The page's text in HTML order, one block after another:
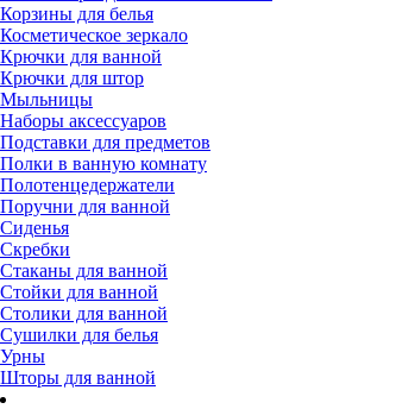
Корзины для белья
Косметическое зеркало
Крючки для ванной
Крючки для штор
Мыльницы
Наборы аксессуаров
Подставки для предметов
Полки в ванную комнату
Полотенцедержатели
Поручни для ванной
Сиденья
Скребки
Стаканы для ванной
Стойки для ванной
Столики для ванной
Сушилки для белья
Урны
Шторы для ванной